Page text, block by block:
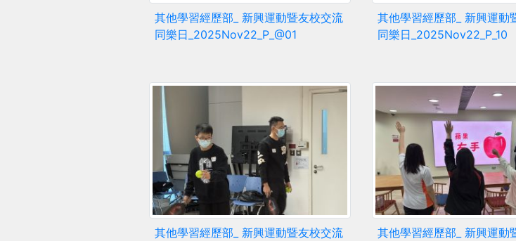
其他學習經歷部_ 新興運動暨友校交流
同樂日_2025Nov22_P_@01
其他學習經歷部_ 新興運動
同樂日_2025Nov22_P_10
其他學習經歷部_ 新興運動暨友校交流
其他學習經歷部_ 新興運動